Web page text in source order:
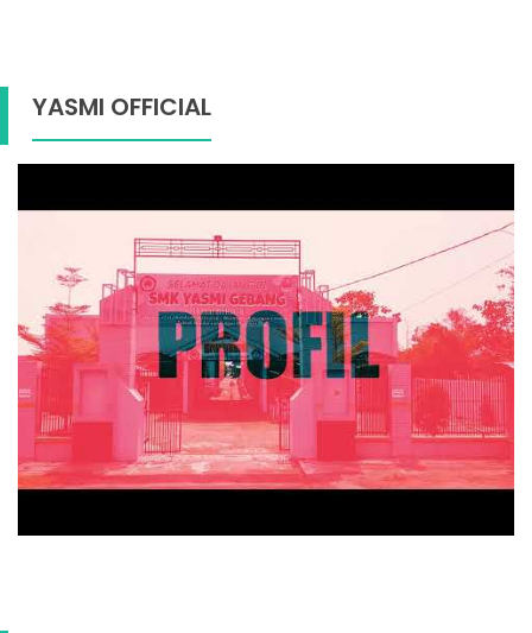
YASMI OFFICIAL